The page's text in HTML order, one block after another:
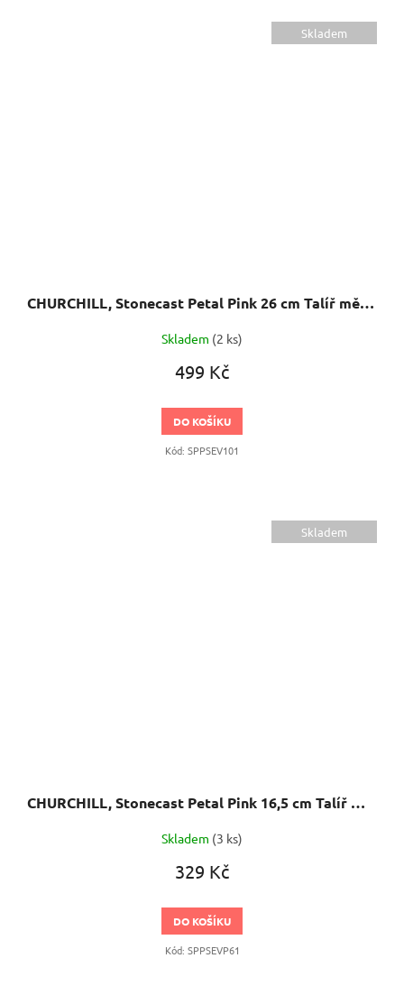
Skladem
CHURCHILL, Stonecast Petal Pink 26 cm Talíř mělký, ručně zdobený
Skladem (2 ks)
499 Kč
DO KOŠÍKU
Kód: SPPSEV101
Skladem
CHURCHILL, Stonecast Petal Pink 16,5 cm Talíř mělký, ručně zdobený
Skladem (3 ks)
329 Kč
DO KOŠÍKU
Kód: SPPSEVP61